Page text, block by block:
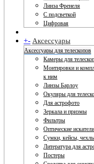
Линза Френеля
С подсветкой
Цифровая
+- Аксессуары
Аксессуары для телескопов
Камеры для
Монтировки и
к ним
Линзы Барлоу
Окуляры для
Для астрофото
Зеркала и призмы
Фильтры
Оптические искатели
Сумки, кейсы,
Литература для
Постеры